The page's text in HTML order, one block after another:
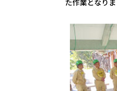
た作業となりま